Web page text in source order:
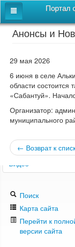
Портал
Главная
Новости
СВОи
Этнокультурная
Казачий центр
Детям
Видео
Поиск
Карта сайта
Перейти к
версии сайта
Анонсы и
29 мая 2026
6 июня в селе
области состоится
«Сабантуй».
Организатор:
муниципального
← Возврат к